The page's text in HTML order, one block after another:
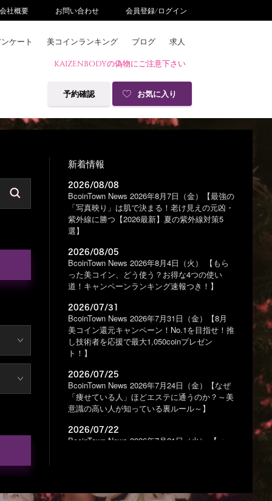
会社概要 お問い合わせ 会員登録/ログイン
ケート 美コインランキング ブログ 求人
KAIZENBODYの偽物にご注意下さい
予約確認 お気に入り
新着情報
2026/08/08
BcoinTown News 2026年8月7日（金）【最強の
「写真映り」は肌で決まる！老け見えの元凶・
紫外線に勝つ【2026最新】夏の紫外線対策5
選】
2026/08/05
BcoinTown News 2026年8月4日（火） 【もら
った美コイン、どう使う？お得な4つの使い
道！キャンペーンランキング速報つき！】
2026/07/31
BcoinTown News 2026年7月31日（金）【8月
美コイン還元キャンペーン！No.1を目指せ！推
し技術者を応援で最大1,050coinプレゼン
ト！】
2026/07/25
BcoinTown News 2026年7月24日（金）【なぜ
「痩せている人」ほどエステに通うのか？～美
意識の高い人が知っている裏ルール～】
2026/07/22
BcoinTown News 2026年7月21日（火） 【＜
2026/07/18